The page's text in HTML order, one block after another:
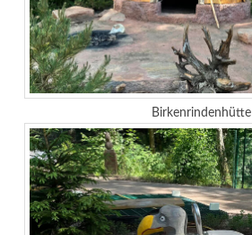
Birkenrindenhütte